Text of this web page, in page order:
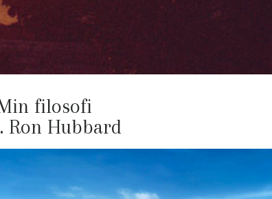
filosofi
Ron Hubbard